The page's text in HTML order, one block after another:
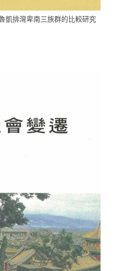
凱排灣卑南三族群的比較研究